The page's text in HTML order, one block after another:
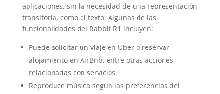
aplicaciones, sin la necesidad de una representación
transitoria, como el texto. Algunas de las
funcionalidades del Rabbit R1 incluyen:
Puede solicitar un viaje en Uber o reservar
alojamiento en AirBnb, entre otras acciones
relacionadas con servicios.
Reproduce música según las preferencias del